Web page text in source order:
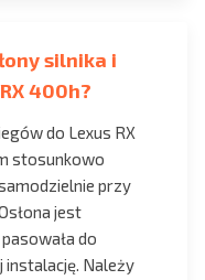
silnika i
400h?
do Lexus RX
stosunkowo
przy
jest
do
instalację. Należy